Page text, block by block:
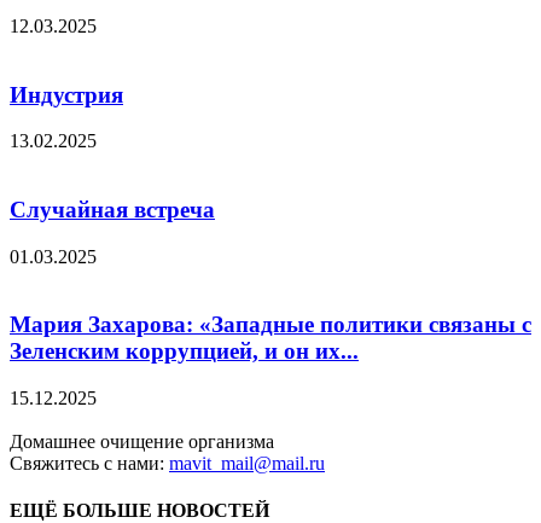
12.03.2025
Индустрия
13.02.2025
Случайная встреча
01.03.2025
Мария Захарова: «Западные политики связаны с
Зеленским коррупцией, и он их...
15.12.2025
Домашнее очищение организма
Свяжитесь с нами: mavit_mail@mail.ru
ЕЩЁ БОЛЬШЕ НОВОСТЕЙ